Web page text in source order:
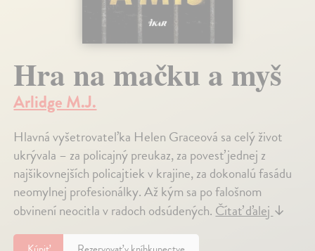
Hra na mačku a myš
Arlidge M.J.
Hlavná vyšetrovateľka Helen Graceová sa celý život
ukrývala – za policajný preukaz, za povesť jednej z
najšikovnejších policajtiek v krajine, za dokonalú fasádu
neomylnej profesionálky. Až kým sa po falošnom
obvinení neocitla v radoch odsúdených. Čítať ďalej ↓